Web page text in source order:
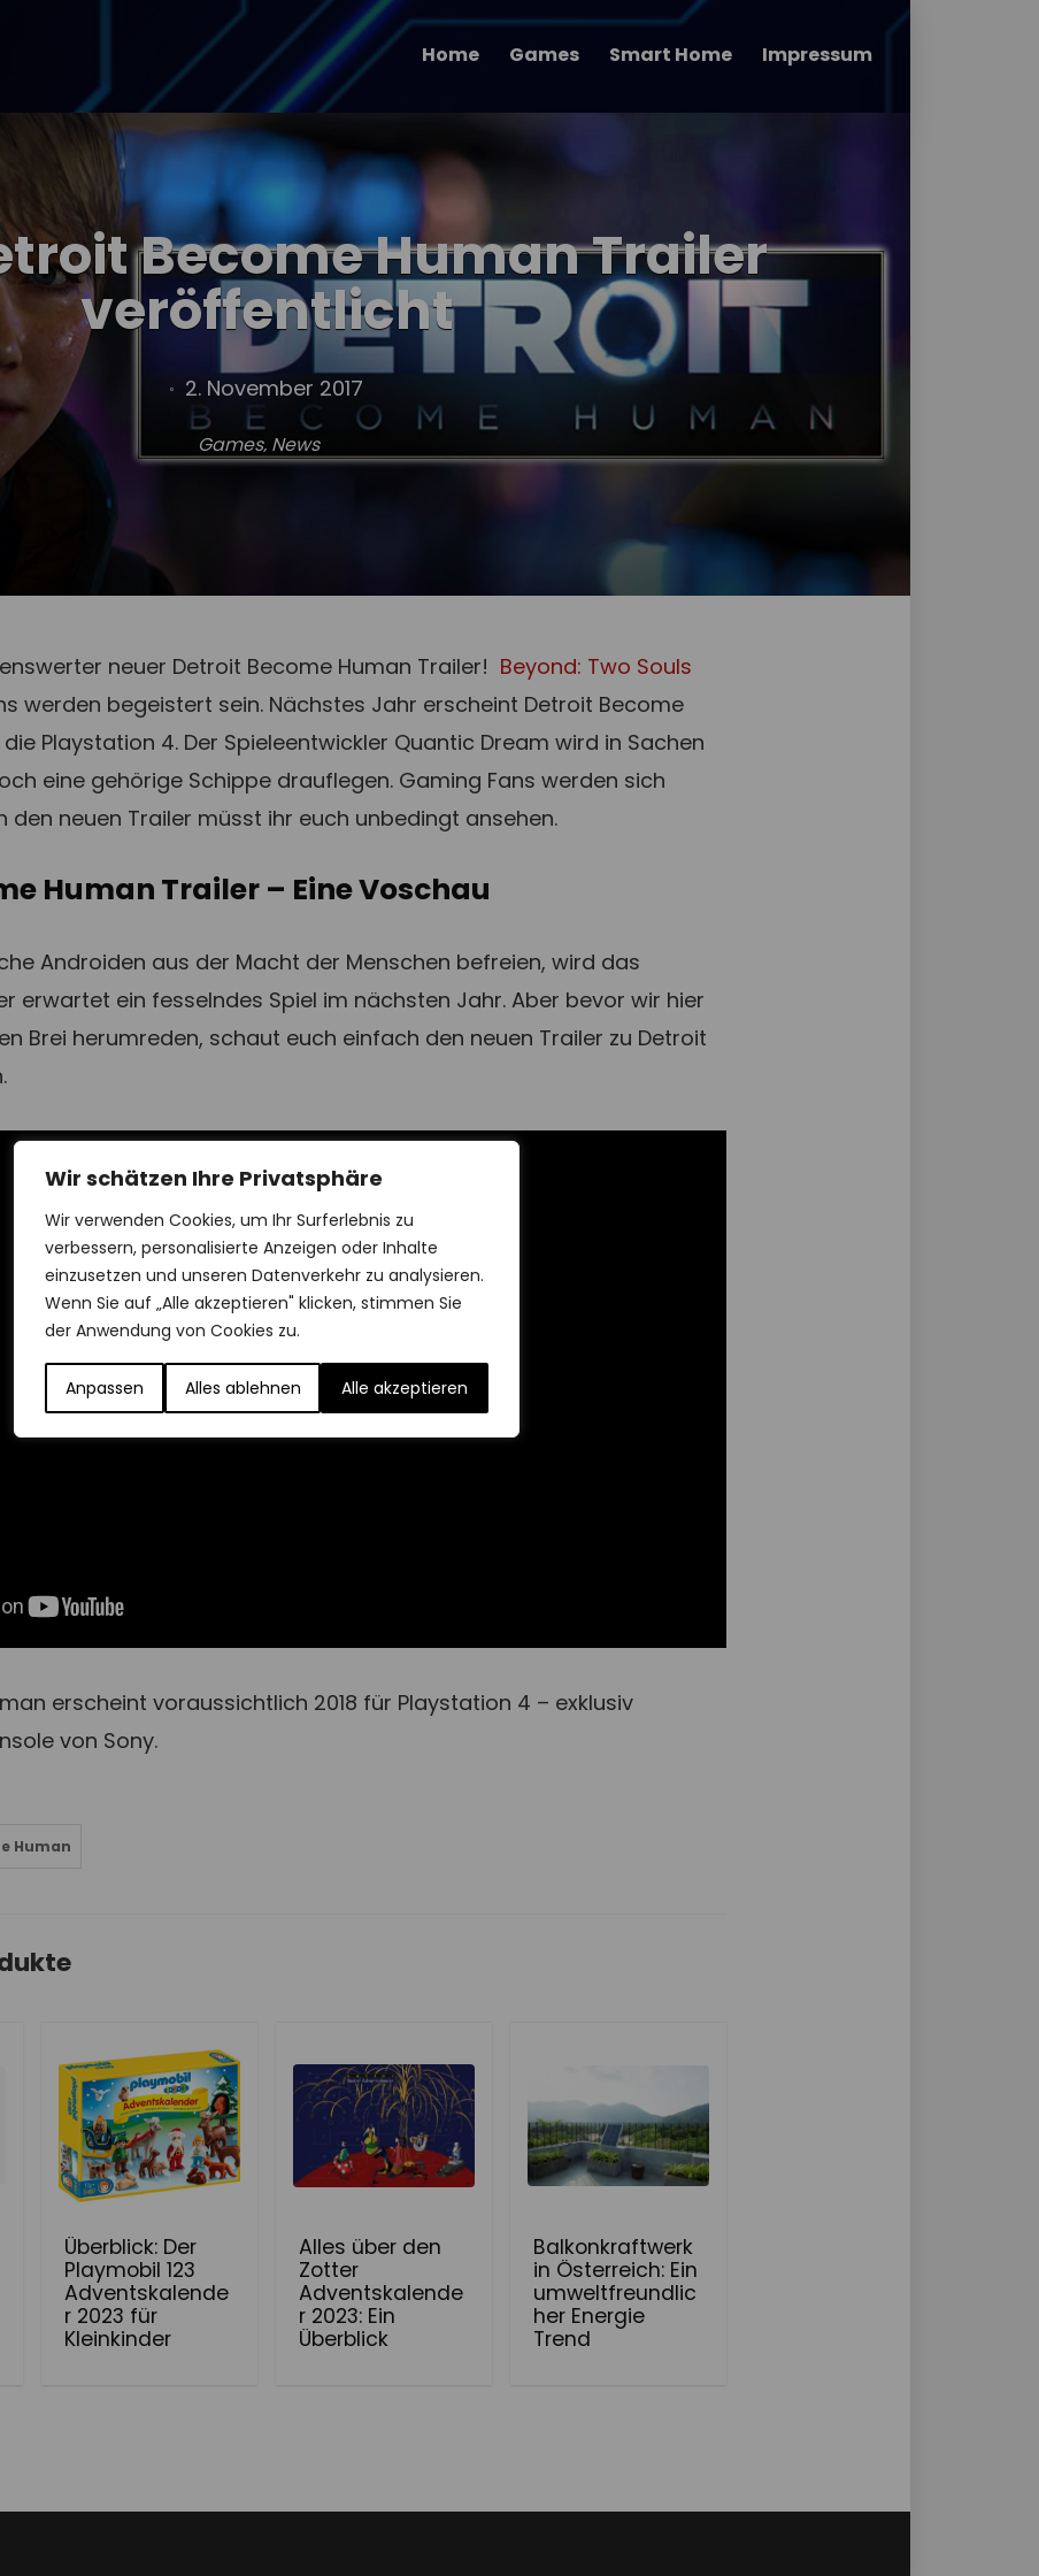
Wir schätzen Ihre Privatsphäre
Wir verwenden Cookies, um Ihr Surferlebnis zu
verbessern, personalisierte Anzeigen oder Inhalte
einzusetzen und unseren Datenverkehr zu analysieren.
Wenn Sie auf „Alle akzeptieren" klicken, stimmen Sie
der Anwendung von Cookies zu.
Anpassen Alles ablehnen Alle akzeptieren
Home Games Smart Home Impressum
Become Human Trailer
veröffentlicht
2. November 2017
Games, News
neuer Detroit Become Human Trailer! Beyond: Two Souls
werden begeistert sein. Nächstes Jahr erscheint Detroit Become
Playstation 4. Der Spieleentwickler Quantic Dream wird in Sachen
eine gehörige Schippe drauflegen. Gaming Fans werden sich
den neuen Trailer müsst ihr euch unbedingt ansehen.
Human Trailer – Eine Voschau
Androiden aus der Macht der Menschen befreien, wird das
erwartet ein fesselndes Spiel im nächsten Jahr. Aber bevor wir hier
Brei herumreden, schaut euch einfach den neuen Trailer zu Detroit
erscheint voraussichtlich 2018 für Playstation 4 – exklusiv
von Sony.
Human
Überblick: Der
Playmobil 123
Adventskalende
r 2023 für
Kleinkinder
Alles über den
Zotter
Adventskalende
r 2023: Ein
Überblick
Balkonkraftwerk
in Österreich: Ein
umweltfreundlic
her Energie
Trend